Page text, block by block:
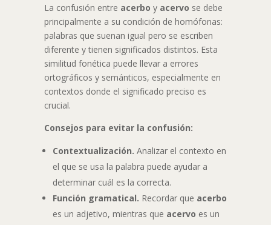
La confusión entre acerbo y acervo se debe
principalmente a su condición de homófonas:
palabras que suenan igual pero se escriben
diferente y tienen significados distintos. Esta
similitud fonética puede llevar a errores
ortográficos y semánticos, especialmente en
contextos donde el significado preciso es
crucial.
Consejos para evitar la confusión:
Contextualización. Analizar el contexto en
el que se usa la palabra puede ayudar a
determinar cuál es la correcta.
Función gramatical. Recordar que acerbo
es un adjetivo, mientras que acervo es un